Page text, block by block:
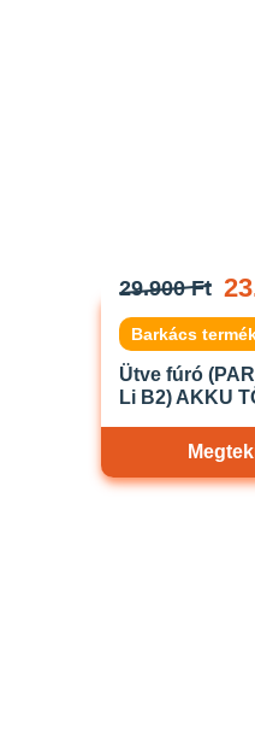
29.900 Ft
Barkács
Ütve fúró
Li B2) AKKU